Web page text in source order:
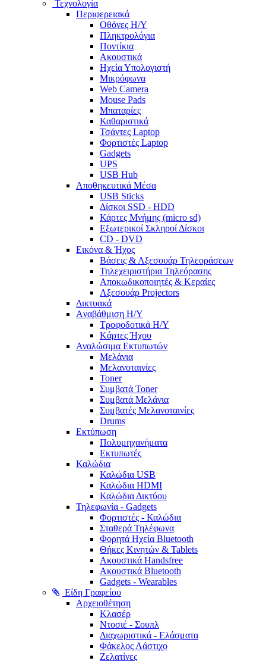
Τεχνολογία
Περιφερειακά
Οθόνες Η/Υ
Πληκτρολόγια
Ποντίκια
Ακουστικά
Ηχεία Υπολογιστή
Μικρόφωνα
Web Camera
Mouse Pads
Μπαταρίες
Καθαριστικά
Τσάντες Laptop
Φορτιστές Laptop
Gadgets
UPS
USB Hub
Αποθηκευτικά Μέσα
USB Sticks
Δίσκοι SSD - HDD
Κάρτες Μνήμης (micro sd)
Εξωτερικοί Σκληροί Δίσκοι
CD - DVD
Εικόνα & Ήχος
Βάσεις & Αξεσουάρ Τηλεοράσεων
Τηλεχειριστήρια Τηλεόρασης
Αποκωδικοποιητές & Κεραίες
Αξεσουάρ Projectors
Δικτυακά
Aναβάθμιση Η/Υ
Τροφοδοτικά Η/Υ
Kάρτες Ήχου
Αναλώσιμα Εκτυπωτών
Μελάνια
Μελανοταινίες
Toner
Συμβατά Toner
Συμβατά Μελάνια
Συμβατές Μελανοταινίες
Drums
Εκτύπωση
Πολυμηχανήματα
Εκτυπωτές
Καλώδια
Καλώδια USB
Καλώδια HDMI
Καλώδια Δικτύου
Τηλεφωνία - Gadgets
Φορτιστές - Καλώδια
Σταθερά Τηλέφωνα
Φορητά Ηχεία Bluetooth
Θήκες Κινητών & Tablets
Ακουστικά Handsfree
Ακουστικά Bluetooth
Gadgets - Wearables
Είδη Γραφείου
Αρχειοθέτηση
Κλασέρ
Ντοσιέ - Σουπλ
Διαχωριστικά - Ελάσματα
Φάκελος Λάστιχο
Ζελατίνες